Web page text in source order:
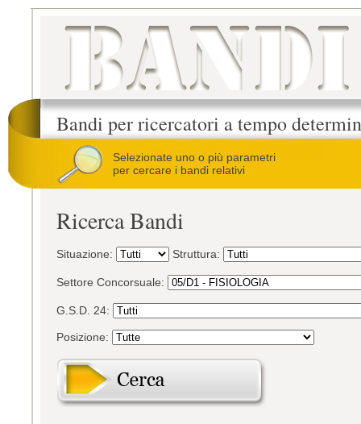
Bandi per ricercatori a tempo
Selezionate uno o più parametri
per cercare i bandi relativi
Ricerca Bandi
Situazione: Struttura:
Settore Concorsuale:
G.S.D. 24:
Posizione: